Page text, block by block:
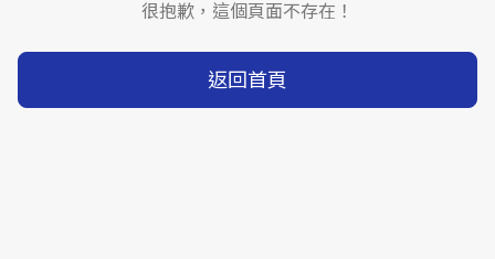
很抱歉，這個頁面不存在！
返回首頁